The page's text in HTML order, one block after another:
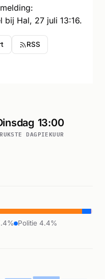
bij Hal, 27 juli 13:16.
RSS
DAG
13:00
PIEKUUR
Politie 4.4%